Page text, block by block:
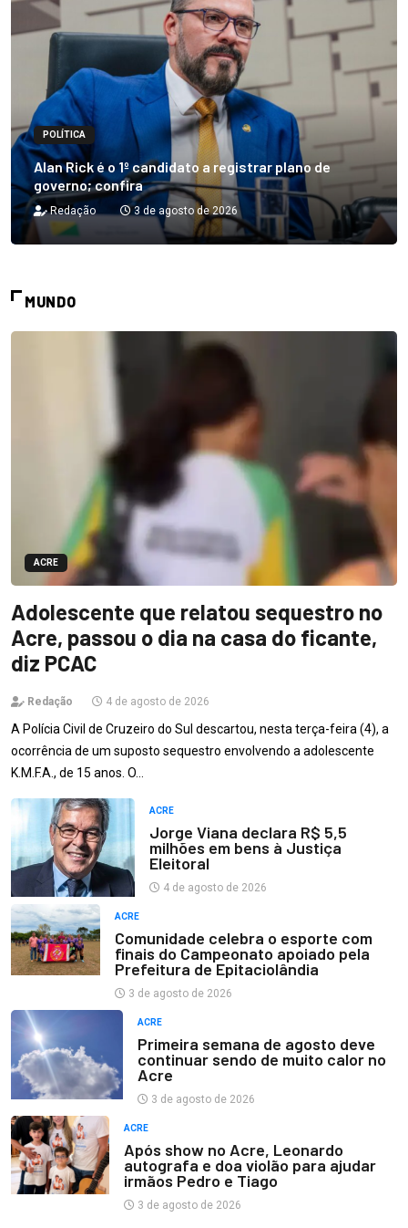
POLÍTICA
Alan Rick é o 1º candidato a registrar plano de
governo; confira
Redação 3 de agosto de 2026
MUNDO
ACRE
Adolescente que relatou sequestro no
Acre, passou o dia na casa do ficante,
diz PCAC
Redação 4 de agosto de 2026
A Polícia Civil de Cruzeiro do Sul descartou, nesta terça-feira (4), a
ocorrência de um suposto sequestro envolvendo a adolescente
K.M.F.A., de 15 anos. O…
ACRE
Jorge Viana declara R$ 5,5
milhões em bens à Justiça
Eleitoral
4 de agosto de 2026
ACRE
Comunidade celebra o esporte com
finais do Campeonato apoiado pela
Prefeitura de Epitaciolândia
3 de agosto de 2026
ACRE
Primeira semana de agosto deve
continuar sendo de muito calor no
Acre
3 de agosto de 2026
ACRE
Após show no Acre, Leonardo
autografa e doa violão para ajudar
irmãos Pedro e Tiago
3 de agosto de 2026